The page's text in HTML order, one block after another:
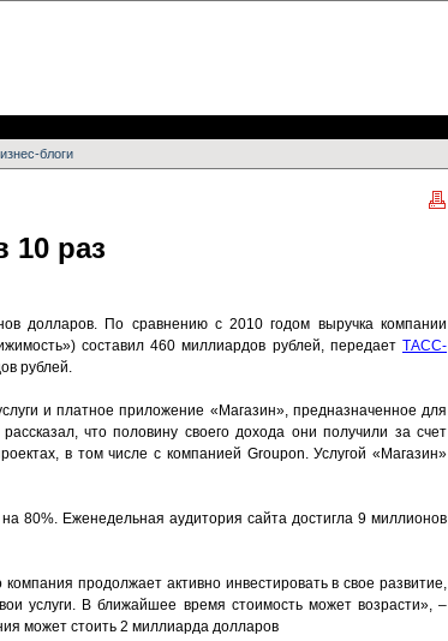
блоги
10 раз
долларов. По сравнению с 2010 годом выручка компании
составил 460 миллиардов рублей, передает ТАСС-
рублей.
и платное приложение «Магазин», предназначенное для
что половину своего дохода они получили за счет
в том числе с компанией Groupon. Услугой «Магазин»
80%. Еженедельная аудитория сайта достигла 9 миллионов
продолжает активно инвестировать в свое развитие,
услуги. В ближайшее время стоимость может возрасти», –
может стоить 2 миллиарда долларов